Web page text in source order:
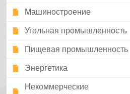
Машиностроение
Угольная промышленность
Пищевая промышленность
Энергетика
Некоммерческие